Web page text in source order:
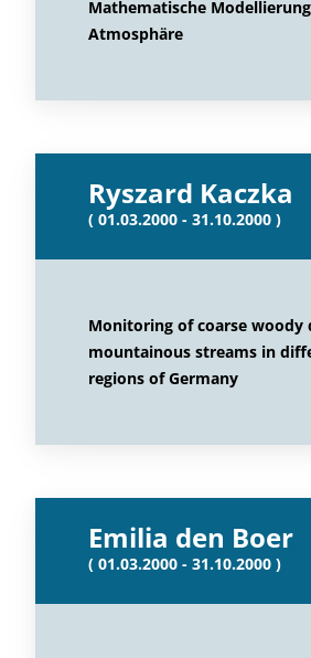
Mathematische
Atmosphäre
Ryszard Kaczka
( 01.03.2000 - 31.10.2000 )
Monitoring of coarse woody
mountainous streams in
regions of Germany
Emilia den Boer
( 01.03.2000 - 31.10.2000 )